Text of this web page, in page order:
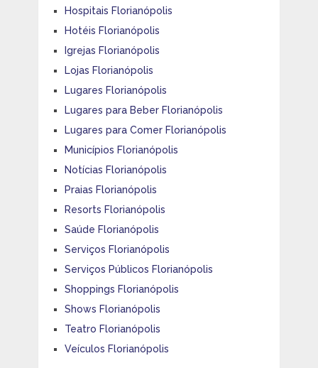
Hospitais Florianópolis
Hotéis Florianópolis
Igrejas Florianópolis
Lojas Florianópolis
Lugares Florianópolis
Lugares para Beber Florianópolis
Lugares para Comer Florianópolis
Municípios Florianópolis
Notícias Florianópolis
Praias Florianópolis
Resorts Florianópolis
Saúde Florianópolis
Serviços Florianópolis
Serviços Públicos Florianópolis
Shoppings Florianópolis
Shows Florianópolis
Teatro Florianópolis
Veículos Florianópolis